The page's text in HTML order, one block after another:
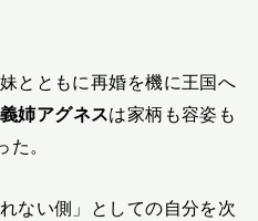
とともに再婚を機に王国へ
義姉アグネスは家柄も容姿も
た。
ない側」としての自分を次